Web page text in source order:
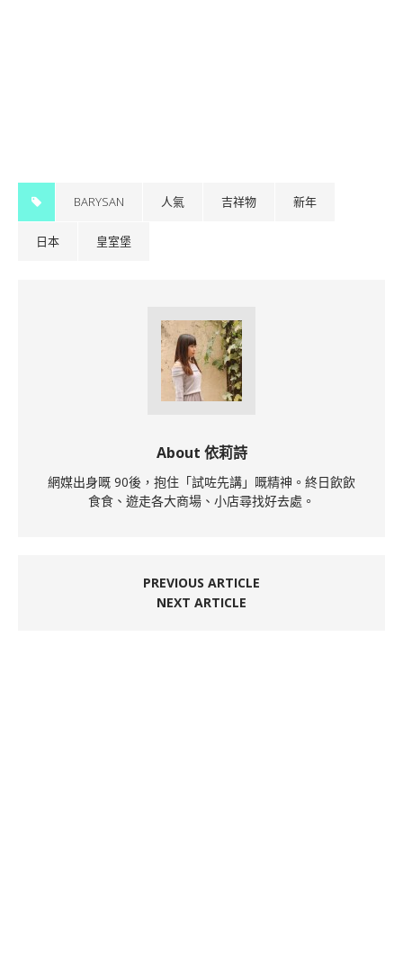
BARYSAN 人氣 吉祥物 新年
日本 皇室堡
About 依莉詩
網媒出身嘅 90後，抱住「試咗先講」嘅精神。終日飲飲
食食、遊走各大商場、小店尋找好去處。
PREVIOUS ARTICLE
NEXT ARTICLE